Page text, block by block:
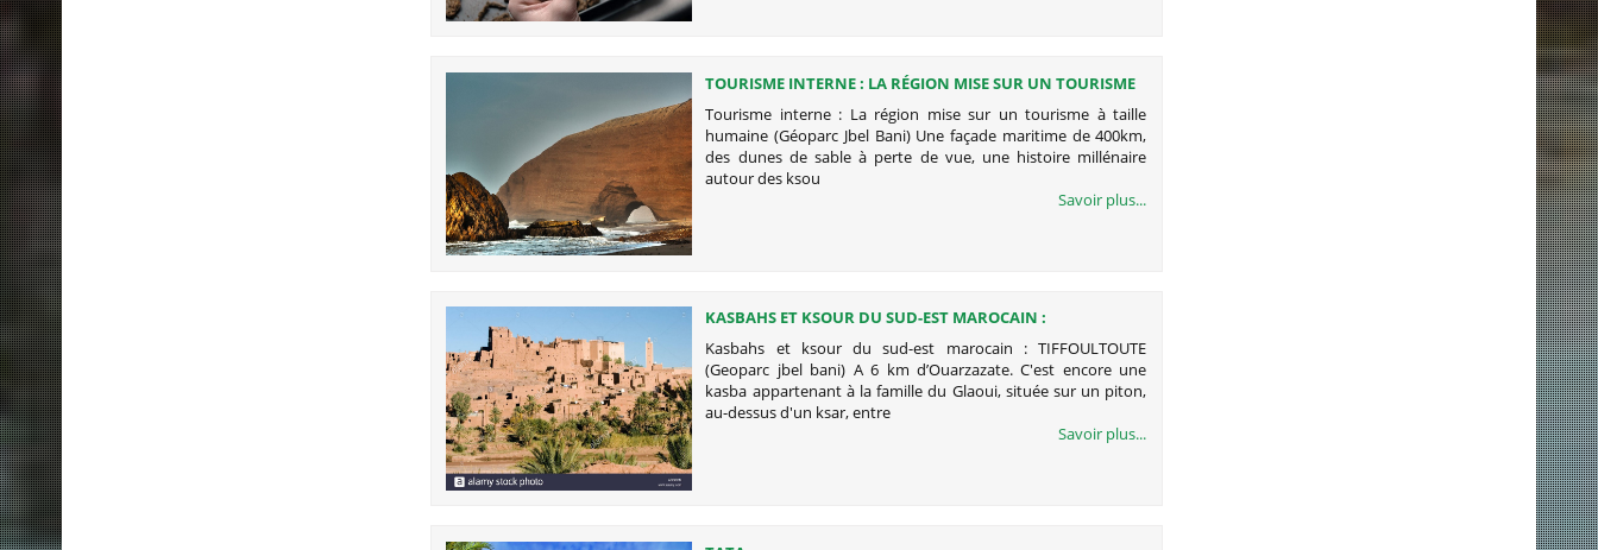
TOURISME INTERNE : LA RÉGION MISE SUR UN TOURISME
À TAILLE HUMAINE (GÉOPARC JBEL BANI)
Tourisme interne : La région mise sur un tourisme à taille
humaine (Géoparc Jbel Bani) Une façade maritime de 400km,
des dunes de sable à perte de vue, une histoire millénaire
autour des ksou
Savoir plus...
KASBAHS ET KSOUR DU SUD-EST MAROCAIN :
TIFFOULTOUTE (GEOPARC JBEL BANI)
Kasbahs et ksour du sud-est marocain : TIFFOULTOUTE
(Geoparc jbel bani) A 6 km d’Ouarzazate. C'est encore une
kasba appartenant à la famille du Glaoui, située sur un piton,
au-dessus d'un ksar, entre
Savoir plus...